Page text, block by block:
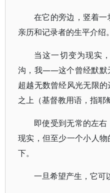
在它的旁边，竖着
亲历和记录者的生平介绍。
当这一切变为现实
沟，我——这个曾经默默
超越无数曾经风光无限
之上（基督教用语，指耶
即使受到无常的左
现实，但至少一个小人
下。
一旦希望产生，它可